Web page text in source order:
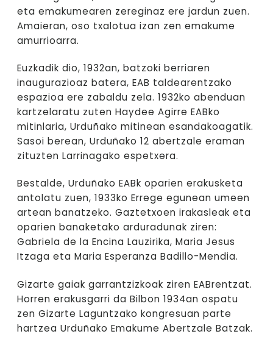
eta emakumearen zereginaz ere jardun zuen.
Amaieran, oso txalotua izan zen emakume
amurrioarra.
Euzkadik dio, 1932an, batzoki berriaren
inaugurazioaz batera, EAB taldearentzako
espazioa ere zabaldu zela. 1932ko abenduan
kartzelaratu zuten Haydee Agirre EABko
mitinlaria, Urduñako mitinean esandakoagatik.
Sasoi berean, Urduñako 12 abertzale eraman
zituzten Larrinagako espetxera.
Bestalde, Urduñako EABk oparien erakusketa
antolatu zuen, 1933ko Errege egunean umeen
artean banatzeko. Gaztetxoen irakasleak eta
oparien banaketako arduradunak ziren:
Gabriela de la Encina Lauzirika, Maria Jesus
Itzaga eta Maria Esperanza Badillo-Mendia.
Gizarte gaiak garrantzizkoak ziren EABrentzat.
Horren erakusgarri da Bilbon 1934an ospatu
zen Gizarte Laguntzako kongresuan parte
hartzea Urduñako Emakume Abertzale Batzak.